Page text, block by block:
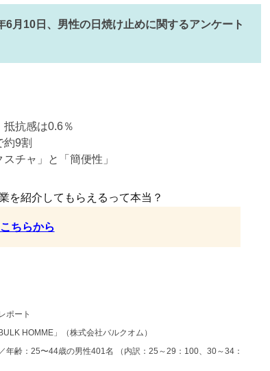
6月10日、男性の日焼け止めに関するアンケート
抵抗感は0.6％
約9割
チャ」と「簡便性」
を紹介してもらえるって本当？
ちらから
ポート
HOMME」（株式会社バルクオム）
齢：25〜44歳の男性401名 （内訳：25～29：100、30～34：